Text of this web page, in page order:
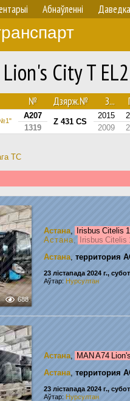
Абнаўленнi Даведка
Lion's City T
№ Дзярж.№ З...
A207
Z 431 CS
2015
1319
2009
ТС
688
Астана,
Irisbus Citelis
Астана,
Irisbus
Астана, территория
23 лістапада 2024 г.,
Аўтар: Нурсултан
Астана, MAN A74
Астана, территория
23 лістапада 2024 г.,
Аўтар: Нурсултан